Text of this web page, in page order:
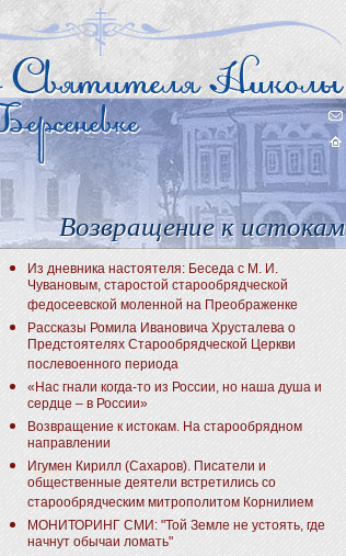
Возвращение к истокам
Из дневника настоятеля: Беседа с М. И.
Чувановым, старостой старообрядческой
федосеевской моленной на Преображенке
Рассказы Ромила Ивановича Хрусталева о
Предстоятелях Старообрядческой Церкви
послевоенного периода
«Нас гнали когда-то из России, но наша душа и
сердце – в России»
Возвращение к истокам. На старообрядном
направлении
Игумен Кирилл (Сахаров). Писатели и
общественные деятели встретились со
старообрядческим митрополитом Корнилием
МОНИТОРИНГ СМИ: "Той Земле не устоять, где
начнут обычаи ломать"